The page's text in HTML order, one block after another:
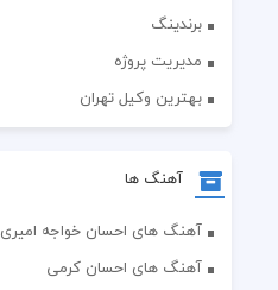
برندینگ
مدیریت پروژه
بهترین وکیل تهران
آهنگ ها
آهنگ های احسان خواجه امیری
آهنگ های احسان کرمی